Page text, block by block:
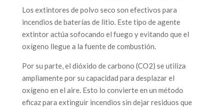
Los extintores de polvo seco son efectivos para
incendios de baterías de litio. Este tipo de agente
extintor actúa sofocando el fuego y evitando que el
oxígeno llegue a la fuente de combustión.
Por su parte, el dióxido de carbono (CO2) se utiliza
ampliamente por su capacidad para desplazar el
oxígeno en el aire. Esto lo convierte en un método
eficaz para extinguir incendios sin dejar residuos que